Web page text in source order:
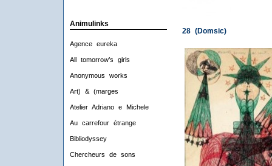
Animulinks
Agence eureka
All tomorrow’s girls
Anonymous works
Art) & (marges
Atelier Adriano e Michele
Au carrefour étrange
Bibliodyssey
Chercheurs de sons
28 (Domsic)